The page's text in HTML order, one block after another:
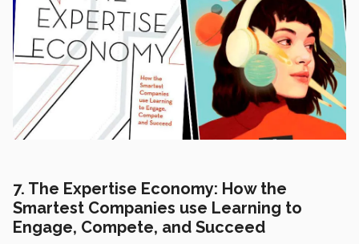
7. The Expertise Economy: How the
Smartest Companies use Learning to
Engage, Compete, and Succeed